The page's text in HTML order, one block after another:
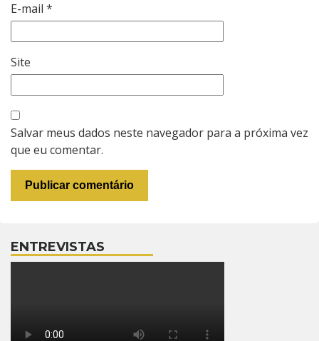
E-mail *
Site
Salvar meus dados neste navegador para a próxima vez
que eu comentar.
ENTREVISTAS